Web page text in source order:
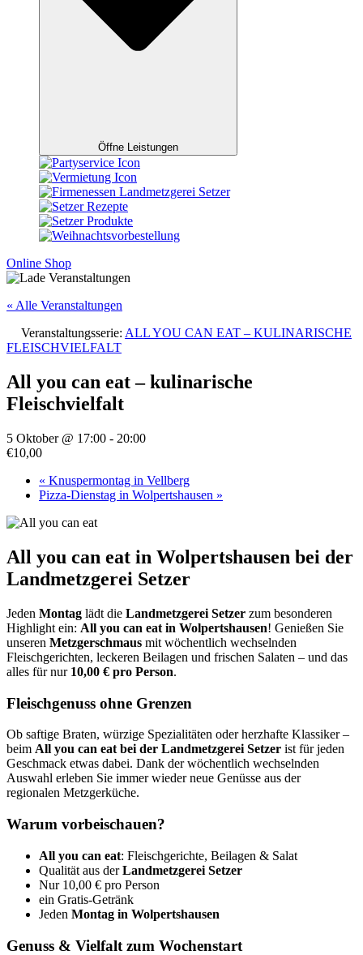
Öffne Leistungen
Online Shop
« Alle Veranstaltungen
Veranstaltungsserie: ALL YOU CAN EAT – KULINARISCHE
FLEISCHVIELFALT
All you can eat – kulinarische
Fleischvielfalt
5 Oktober @ 17:00 - 20:00
€10,00
« Knuspermontag in Vellberg
Pizza-Dienstag in Wolpertshausen »
All you can eat in Wolpertshausen bei der
Landmetzgerei Setzer
Jeden Montag lädt die Landmetzgerei Setzer zum besonderen
Highlight ein: All you can eat in Wolpertshausen! Genießen Sie
unseren Metzgerschmaus mit wöchentlich wechselnden
Fleischgerichten, leckeren Beilagen und frischen Salaten – und das
alles für nur 10,00 € pro Person.
Fleischgenuss ohne Grenzen
Ob saftige Braten, würzige Spezialitäten oder herzhafte Klassiker –
beim All you can eat bei der Landmetzgerei Setzer ist für jeden
Geschmack etwas dabei. Dank der wöchentlich wechselnden
Auswahl erleben Sie immer wieder neue Genüsse aus der
regionalen Metzgerküche.
Warum vorbeischauen?
All you can eat: Fleischgerichte, Beilagen & Salat
Qualität aus derLandmetzgerei Setzer
Nur 10,00 € pro Person
ein Gratis-Getränk
Jeden Montag in Wolpertshausen
Genuss & Vielfalt zum Wochenstart